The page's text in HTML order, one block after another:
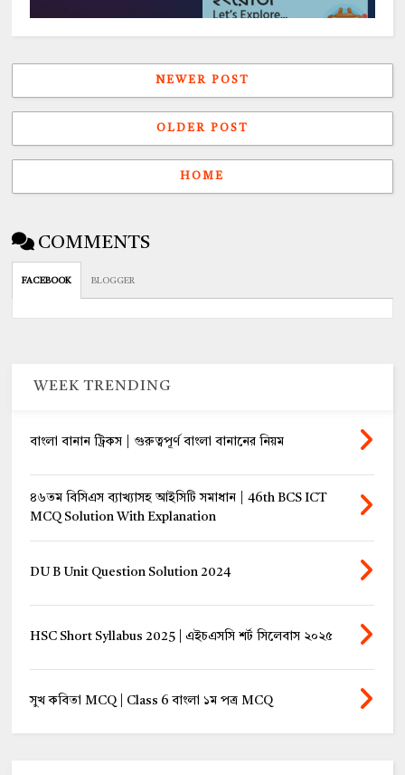
NEWER POST
OLDER POST
HOME
COMMENTS
FACEBOOK BLOGGER
WEEK TRENDING
বাংলা বানান ট্রিকস | গুরুত্বপূর্ণ বাংলা বানানের নিয়ম
৪৬তম বিসিএস ব্যাখ্যাসহ আইসিটি সমাধান | 46th BCS ICT
MCQ Solution With Explanation
DU B Unit Question Solution 2024
HSC Short Syllabus 2025 | এইচএসসি শর্ট সিলেবাস ২০২৫
সুখ কবিতা MCQ | Class 6 বাংলা ১ম পত্র MCQ